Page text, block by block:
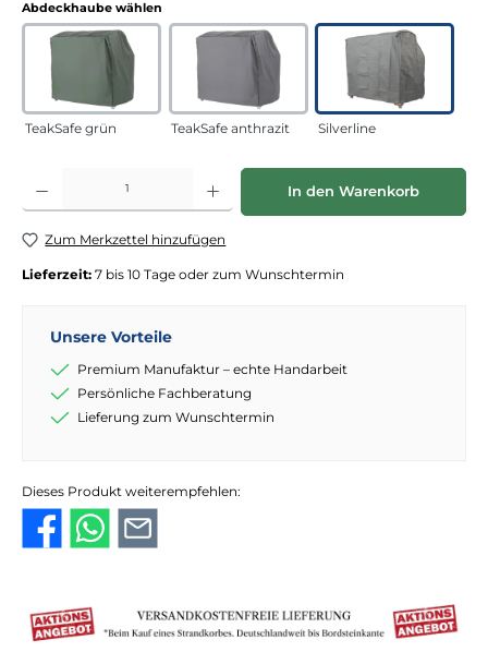
Abdeckhaube wählen
TeakSafe grün TeakSafe anthrazit Silverline
Produkt Anzahl: Gib den gewünschten Wert ein oder benutze die
In den Warenkorb
Zum Merkzettel hinzufügen
Lieferzeit: 7 bis 10 Tage oder zum Wunschtermin
Unsere Vorteile
Premium Manufaktur – echte Handarbeit
Persönliche Fachberatung
Lieferung zum Wunschtermin
Dieses Produkt weiterempfehlen: